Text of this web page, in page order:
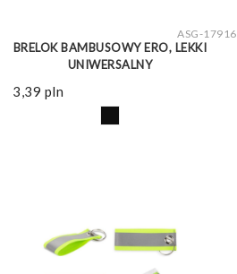
ASG-17916
BRELOK BAMBUSOWY ERO, LEKKI
UNIWERSALNY
3,39 pln